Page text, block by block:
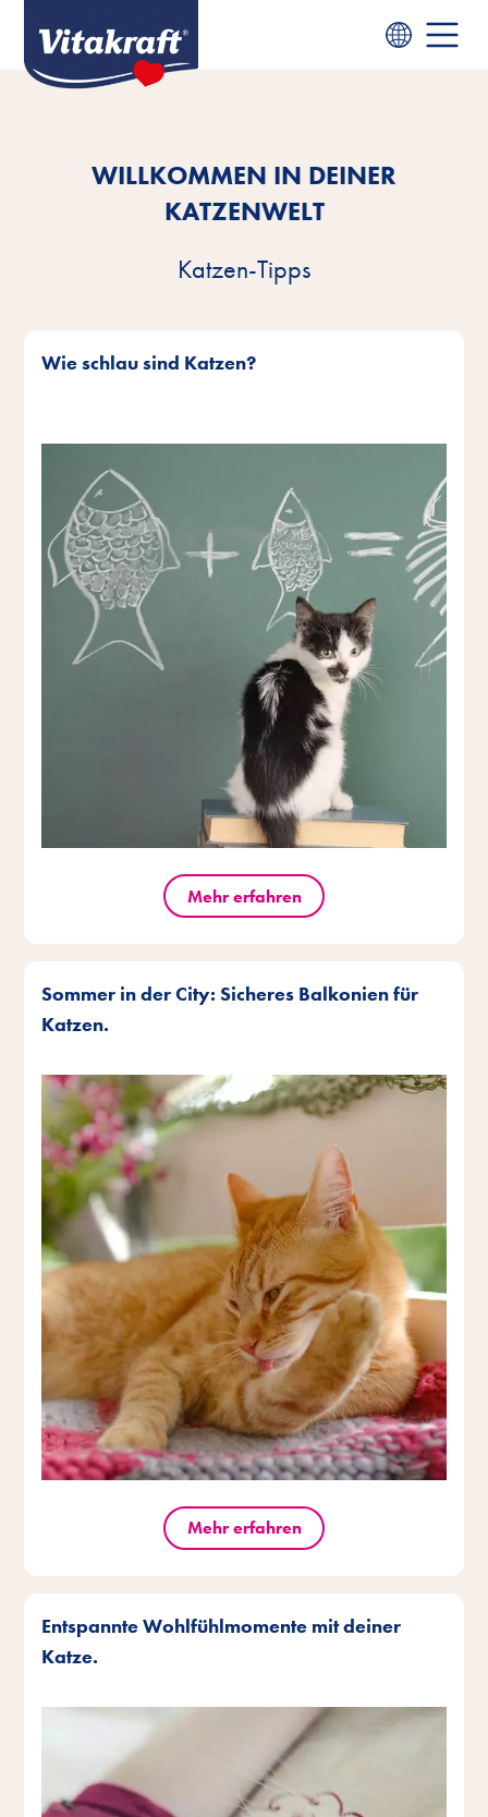
WILLKOMMEN IN DEINER
KATZENWELT
Katzen-Tipps
Wie schlau sind Katzen?
Mehr erfahren
Sommer in der City: Sicheres Balkonien für
Katzen.
Mehr erfahren
Entspannte Wohlfühlmomente mit deiner
Katze.